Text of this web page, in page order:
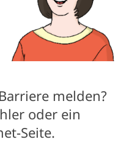
melden?
oder ein
Seite.